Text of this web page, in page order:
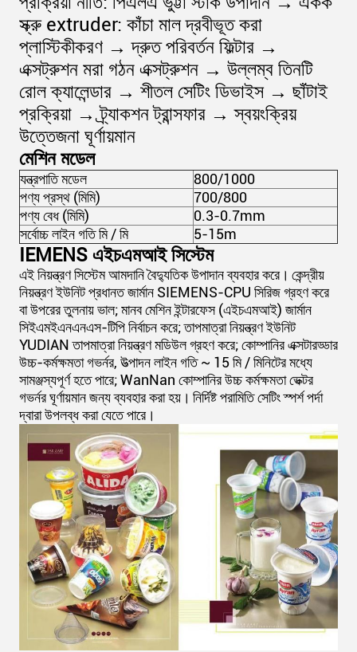
স্ক্রু extruder: কাঁচা মাল দ্রবীভূত করা
প্লাস্টিকীকরণ → দ্রুত পরিবর্তন ফিল্টার →
এক্সট্রুশন মরা গঠন এক্সট্রুশন → উল্লম্ব তিনটি
রোল ক্যালেন্ডার → শীতল সেটিং ডিভাইস → ছাঁটাই
প্রক্রিয়া → ট্র্যাকশন ট্রান্সফার → স্বয়ংক্রিয়
উত্তেজনা ঘূর্ণায়মান
মেশিন মডেল
যন্ত্রপাতি মডেল
800/1000
পণ্য প্রস্থ (মিমি)
700/800
পণ্য বেধ (মিমি)
0.3-0.7mm
সর্বোচ্চ লাইন গতি মি / মি
5-15m
IEMENS এইচএমআই সিস্টেম
এই নিয়ন্ত্রণ সিস্টেম আমদানি বৈদ্যুতিক উপাদান ব্যবহার করে। কেন্দ্রীয়
নিয়ন্ত্রণ ইউনিট প্রধানত জার্মান SIEMENS-CPU সিরিজ গ্রহণ করে
বা উপরের তুলনায় ভাল;মানব মেশিন ইন্টারফেস (এইচএমআই) জার্মান
সিইএমইএনএনএস-টিপি নির্বাচন করে;তাপমাত্রা নিয়ন্ত্রণ ইউনিট
YUDIAN তাপমাত্রা নিয়ন্ত্রণ মডিউল গ্রহণ করে;কোম্পানির এক্সটারড্ডার
উচ্চ-কর্মক্ষমতা গভর্নর, উত্পাদন লাইন গতি ~ 15 মি / মিনিটের মধ্যে
সামঞ্জস্যপূর্ণ হতে পারে;WanNan কোম্পানির উচ্চ কর্মক্ষমতা ভেক্টর
গভর্নর ঘূর্ণায়মান জন্য ব্যবহার করা হয়। নির্দিষ্ট পরামিতি সেটিং স্পর্শ পর্দা
দ্বারা উপলব্ধ করা যেতে পারে।